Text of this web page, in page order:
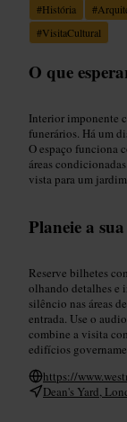
#História #
#VisitaCultural
O que
Interior imponente
funerários. Há um
O espaço funciona
áreas
vista para um
Planeie a
Reserve bilhetes
olhando detalhes e
silêncio nas áreas
entrada. Use o
combine a visita
edifícios
https://
Dean's Yard,